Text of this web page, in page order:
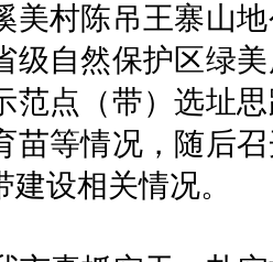
美村陈吊王寨山
级自然保护区绿
范点（带）选址
苗等情况，随后
设相关情况。